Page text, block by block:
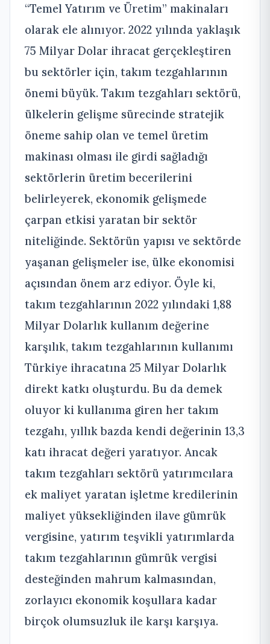
“Temel Yatırım ve Üretim” makinaları
olarak ele alınıyor. 2022 yılında yaklaşık
75 Milyar Dolar ihracat gerçekleştiren
bu sektörler için, takım tezgahlarının
önemi büyük. Takım tezgahları sektörü,
ülkelerin gelişme sürecinde stratejik
öneme sahip olan ve temel üretim
makinası olması ile girdi sağladığı
sektörlerin üretim becerilerini
belirleyerek, ekonomik gelişmede
çarpan etkisi yaratan bir sektör
niteliğinde. Sektörün yapısı ve sektörde
yaşanan gelişmeler ise, ülke ekonomisi
açısından önem arz ediyor. Öyle ki,
takım tezgahlarının 2022 yılındaki 1,88
Milyar Dolarlık kullanım değerine
karşılık, takım tezgahlarının kullanımı
Türkiye ihracatına 25 Milyar Dolarlık
direkt katkı oluşturdu. Bu da demek
oluyor ki kullanıma giren her takım
tezgahı, yıllık bazda kendi değerinin 13,3
katı ihracat değeri yaratıyor. Ancak
takım tezgahları sektörü yatırımcılara
ek maliyet yaratan işletme kredilerinin
maliyet yüksekliğinden ilave gümrük
vergisine, yatırım teşvikli yatırımlarda
takım tezgahlarının gümrük vergisi
desteğinden mahrum kalmasından,
zorlayıcı ekonomik koşullara kadar
birçok olumsuzluk ile karşı karşıya.